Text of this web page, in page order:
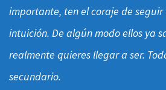
importante, ten el coraje de seguir
intuición. De algún modo ellos ya
realmente quieres llegar a ser.
secundario.